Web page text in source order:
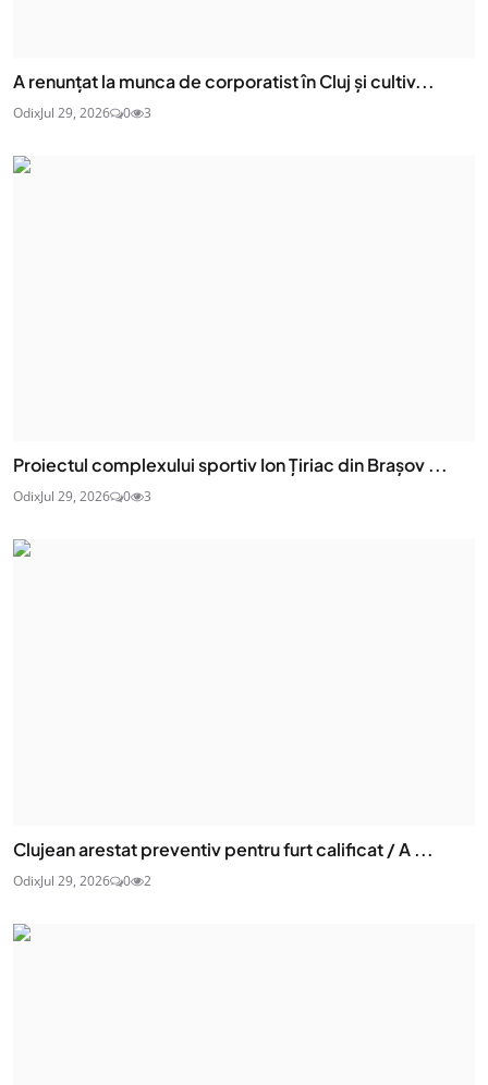
A renunțat la munca de corporatist în Cluj și cultiv...
OdixJul 29, 2026 0 3
Proiectul complexului sportiv Ion Țiriac din Brașov ...
OdixJul 29, 2026 0 3
Clujean arestat preventiv pentru furt calificat / A ...
OdixJul 29, 2026 0 2